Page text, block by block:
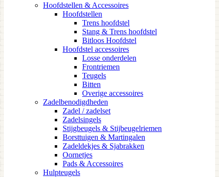
Hoofdstellen & Accessoires
Hoofdstellen
Trens hoofdstel
Stang & Trens hoofdstel
Bitloos Hoofdstel
Hoofdstel accessoires
Losse onderdelen
Frontriemen
Teugels
Bitten
Overige accessoires
Zadelbenodigdheden
Zadel / zadelset
Zadelsingels
Stijgbeugels & Stijbeugelriemen
Borsttuigen & Martingalen
Zadeldekjes & Sjabrakken
Oornetjes
Pads & Accessoires
Hulpteugels